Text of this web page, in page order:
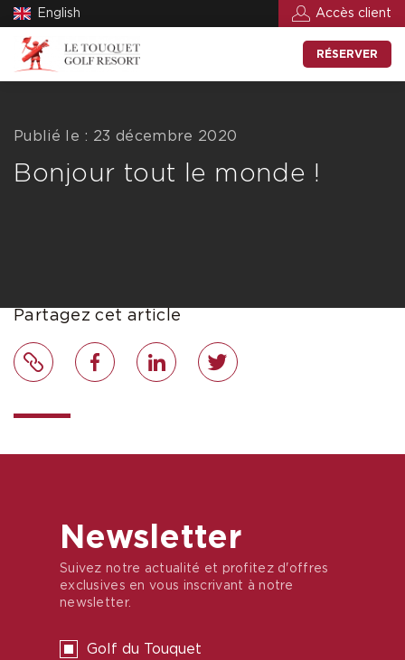
English Accès client
RÉSERVER
Publié le : 23 décembre 2020
Bonjour tout le monde !
Partagez cet article
Lien FacebookLinkedIn Twitter
Newsletter
Suivez notre actualité et profitez d'offres
exclusives en vous inscrivant à notre
newsletter.
Golf du Touquet